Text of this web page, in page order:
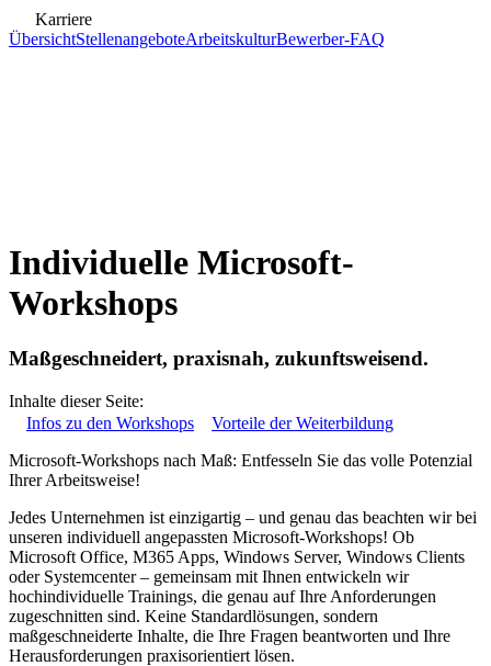
Karriere
ÜbersichtStellenangeboteArbeitskulturBewerber-FAQ
Individuelle Microsoft-
Workshops
Maßgeschneidert, praxisnah, zukunftsweisend.
Inhalte dieser Seite:
Infos zu den Workshops
Vorteile der Weiterbildung
Microsoft-Workshops nach Maß: Entfesseln Sie das volle Potenzial
Ihrer Arbeitsweise!
Jedes Unternehmen ist einzigartig – und genau das beachten wir bei
unseren individuell angepassten Microsoft-Workshops! Ob
Microsoft Office, M365 Apps, Windows Server, Windows Clients
oder Systemcenter – gemeinsam mit Ihnen entwickeln wir
hochindividuelle Trainings, die genau auf Ihre Anforderungen
zugeschnitten sind. Keine Standardlösungen, sondern
maßgeschneiderte Inhalte, die Ihre Fragen beantworten und Ihre
Herausforderungen praxisorientiert lösen.